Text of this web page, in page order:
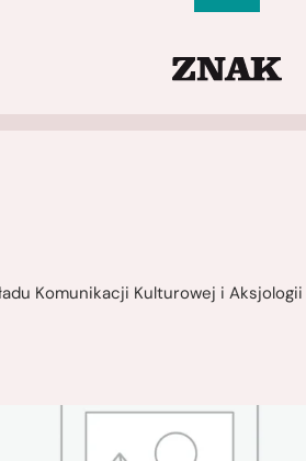
Komunikacji Kulturowej i Aksjologii